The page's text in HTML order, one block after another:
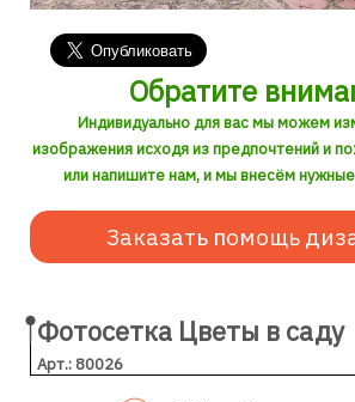
Обратите
Индивидуально для вас мы можем
изображения исходя из предпочтений и
или напишите нам, и мы внесём
Заказать помощь
Фотосетка Цветы в саду
Арт.: 80026